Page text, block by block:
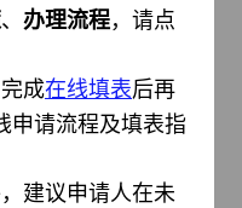
里海岸线
、办理流程，请点
成在线填表后再
申请流程及填表指
建议申请人在未